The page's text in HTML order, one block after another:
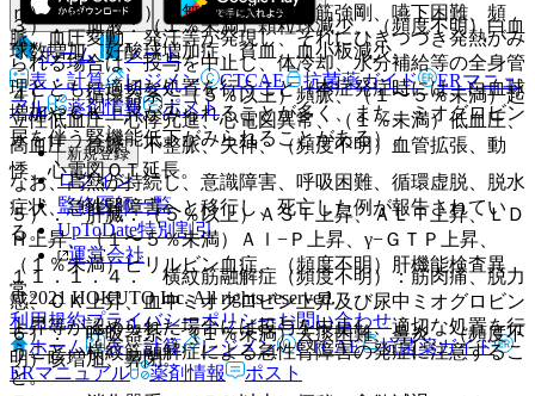
３）． 血液：（１％未満）顆粒球減少、（頻度不明）白血
球数増加、好酸球増加症、貧血、血小板減少。
４）． 循環器系：（５％以上）頻脈、（１〜５％未満）起
立性低血圧、心悸亢進、心電図異常、（１％未満）低血圧、
高血圧、徐脈、不整脈、失神、（頻度不明）血管拡張、動
悸、心電図ＱＴ延長。
５）． 肝臓：（５％以上）ＡＳＴ上昇、ＡＬＴ上昇、ＬＤ
Ｈ上昇、（１〜５％未満）Ａｌ−Ｐ上昇、γ−ＧＴＰ上昇、
（１％未満）ビリルビン血症、（頻度不明）肝機能検査異
常。
６）． 呼吸器系：（１％未満）去痰困難、鼻炎、（頻度不
明）咳増加、鼻閉。
ｎ）（０．２％）：無動緘黙、強度筋強剛、嚥下困難、頻
脈、血圧変動、発汗等が発現し、それにひきつづき発熱がみ
られる場合は、投与を中止し、体冷却、水分補給等の全身管
理とともに適切な処置を行うこと（本症発症時には、白血球
増加やＣＫ上昇がみられることが多く、また、ミオグロビン
尿を伴う腎機能低下がみられることがある）。
なお、高熱が持続し、意識障害、呼吸困難、循環虚脱、脱水
症状、急性腎障害へと移行し、死亡した例が報告されてい
る。
１１．１．４． 横紋筋融解症（頻度不明）：筋肉痛、脱力
感、ＣＫ上昇、血中ミオグロビン上昇及び尿中ミオグロビン
上昇等が認められた場合には投与を中止し、適切な処置を行
うこと。横紋筋融解症による急性腎障害の発症に注意するこ
と。
ホーム
ノート
表・計算
レジメン CTCAE 抗菌薬ガイド
ERマニュ
アル
薬剤情報 ポスト
新規登録
ログイン
監修医師一覧
UpToDate特別割引
運営会社
© 2021 HOKUTO Inc. All rights reserved.
利用規約プライバシーポリシーお問い合わせ
ホーム
表・計算 レジメン CTCAE
抗菌薬ガイド
ERマニュアル
薬剤情報 ポスト